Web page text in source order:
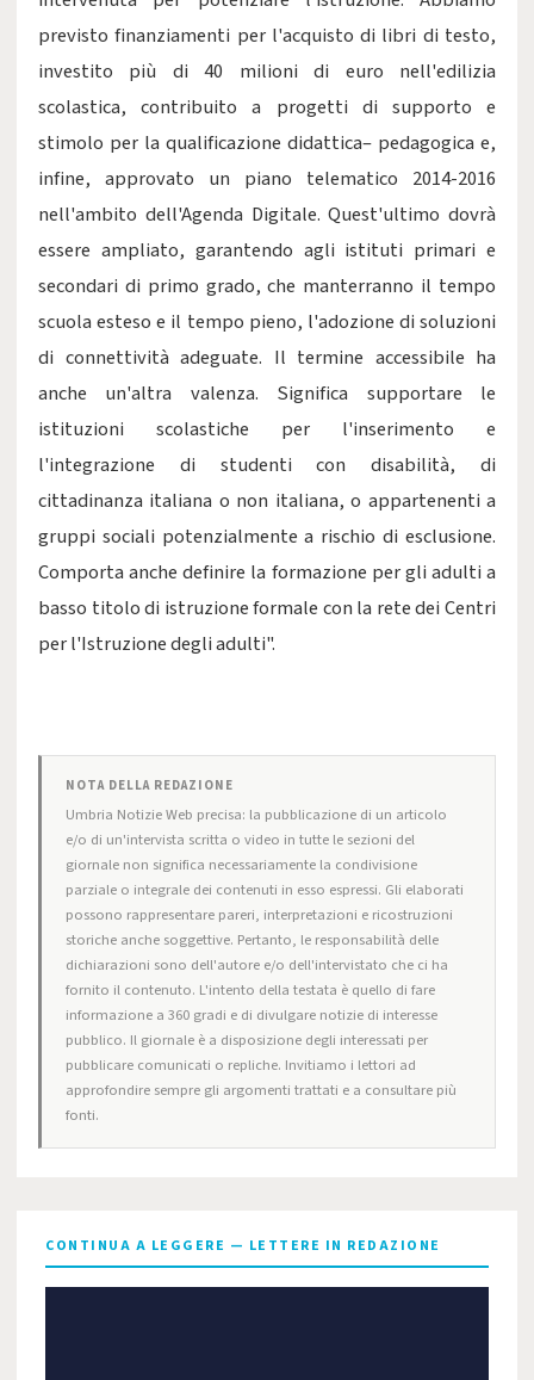
previsto finanziamenti per l'acquisto di libri di testo,
investito più di 40 milioni di euro nell'edilizia
scolastica, contribuito a progetti di supporto e
stimolo per la qualificazione didattica– pedagogica e,
infine, approvato un piano telematico 2014-2016
nell'ambito dell'Agenda Digitale. Quest'ultimo dovrà
essere ampliato, garantendo agli istituti primari e
secondari di primo grado, che manterranno il tempo
scuola esteso e il tempo pieno, l'adozione di soluzioni
di connettività adeguate. Il termine accessibile ha
anche un'altra valenza. Significa supportare le
istituzioni scolastiche per l'inserimento e
l'integrazione di studenti con disabilità, di
cittadinanza italiana o non italiana, o appartenenti a
gruppi sociali potenzialmente a rischio di esclusione.
Comporta anche definire la formazione per gli adulti a
basso titolo di istruzione formale con la rete dei Centri
per l'Istruzione degli adulti".
NOTA DELLA REDAZIONE
Umbria Notizie Web precisa: la pubblicazione di un articolo
e/o di un'intervista scritta o video in tutte le sezioni del
giornale non significa necessariamente la condivisione
parziale o integrale dei contenuti in esso espressi. Gli elaborati
possono rappresentare pareri, interpretazioni e ricostruzioni
storiche anche soggettive. Pertanto, le responsabilità delle
dichiarazioni sono dell'autore e/o dell'intervistato che ci ha
fornito il contenuto. L'intento della testata è quello di fare
informazione a 360 gradi e di divulgare notizie di interesse
pubblico. Il giornale è a disposizione degli interessati per
pubblicare comunicati o repliche. Invitiamo i lettori ad
approfondire sempre gli argomenti trattati e a consultare più
fonti.
CONTINUA A LEGGERE — LETTERE IN REDAZIONE